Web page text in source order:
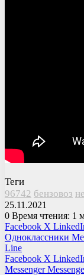
Теги
96742 бензовоз
25.11.2021
0 Время чтения: 1
Facebook X
Одноклассники
Line
Facebook X
Messenger